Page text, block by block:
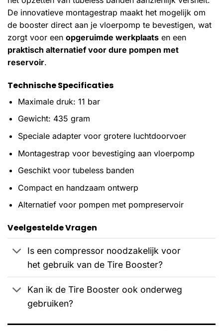
De innovatieve montagestrap maakt het mogelijk om
de booster direct aan je vloerpomp te bevestigen, wat
zorgt voor een opgeruimde werkplaats en een
praktisch alternatief voor dure pompen met
reservoir.
Technische Specificaties
Maximale druk: 11 bar
Gewicht: 435 gram
Speciale adapter voor grotere luchtdoorvoer
Montagestrap voor bevestiging aan vloerpomp
Geschikt voor tubeless banden
Compact en handzaam ontwerp
Alternatief voor pompen met pompreservoir
Veelgestelde Vragen
Is een compressor noodzakelijk voor
het gebruik van de Tire Booster?
Kan ik de Tire Booster ook onderweg
gebruiken?